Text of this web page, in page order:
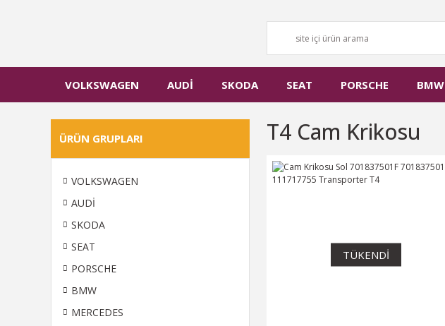
VOLKSWAGEN AUDİ SKODA SEAT PORSCHE BMW
ÜRÜN GRUPLARI
VOLKSWAGEN
AUDİ
SKODA
SEAT
PORSCHE
BMW
MERCEDES
T4 Cam Krikosu
TÜKENDİ